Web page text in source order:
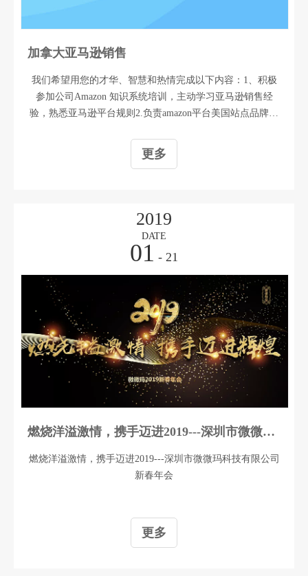
加拿大亚马逊销售
我们希望用您的才华、智慧和热情完成以下内容：1、积极
参加公司Amazon 知识系统培训，主动学习亚马逊销售经
验，熟悉亚马逊平台规则2.负责amazon平台美国站点品牌的
运营工作；3.掌握客户沟通技巧；做好客户关系管理和维护
工作4、分析竞争对手，以及市场动态，不断调整销售策
操作4.有良好的行为品德, 诚实守信，乐观开朗，责任心强
遵守职业原则和操守5.具备良好的语言表达与组织，沟通，
协调能力5.热爱电商平台，具有较强的进取精神和良好
更多
2019
DATE
01 - 21
燃烧洋溢激情，携手迈进2019---深圳市微微玛科技有限公司新春年会
燃烧洋溢激情，携手迈进2019---深圳市微微玛科技有限公司
新春年会
更多